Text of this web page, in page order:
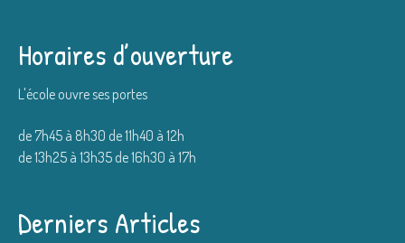
Horaires d’ouverture
L'école ouvre ses portes
de 7h45 à 8h30 de 11h40 à 12h
de 13h25 à 13h35 de 16h30 à 17h
Derniers Articles